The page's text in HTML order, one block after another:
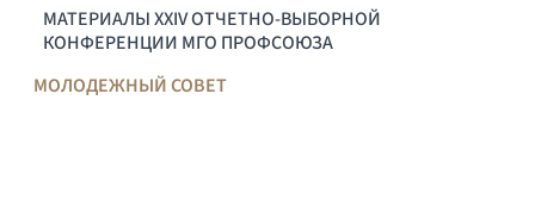
МАТЕРИАЛЫ XXIV ОТЧЕТНО-ВЫБОРНОЙ
КОНФЕРЕНЦИИ МГО ПРОФСОЮЗА
МОЛОДЕЖНЫЙ СОВЕТ